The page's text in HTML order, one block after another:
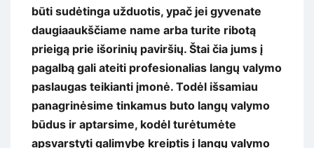
būti sudėtinga užduotis, ypač jei gyvenate
daugiaaukščiame name arba turite ribotą
prieigą prie išorinių paviršių. Štai čia jums į
pagalbą gali ateiti profesionalias langų valymo
paslaugas teikianti įmonė. Todėl išsamiau
panagrinėsime tinkamus buto langų valymo
būdus ir aptarsime, kodėl turėtumėte
apsvarstyti galimybę kreiptis į langų valymo